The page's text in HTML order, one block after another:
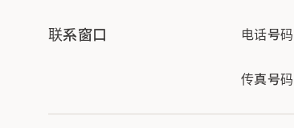
联系窗口 电话号
传真号